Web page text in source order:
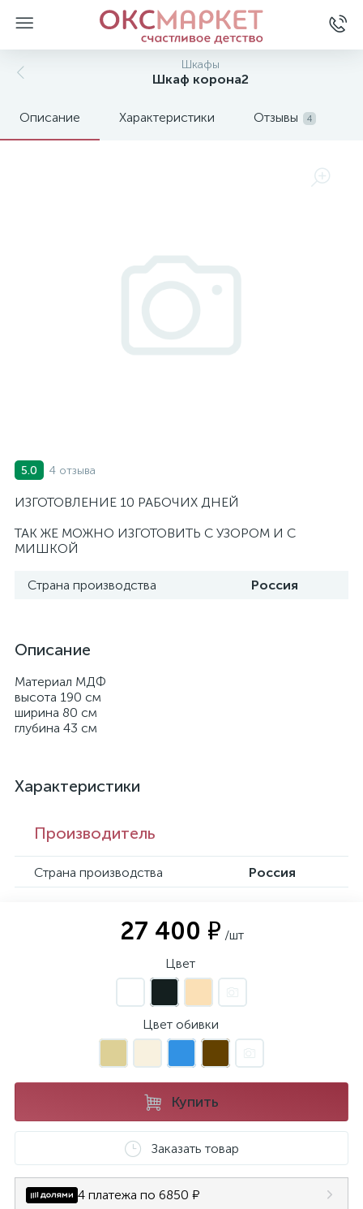
Шкафы
Шкаф корона2
Описание Характеристики Отзывы 4
5.0 4 отзыва
ИЗГОТОВЛЕНИЕ 10 РАБОЧИХ ДНЕЙ
ТАК ЖЕ МОЖНО ИЗГОТОВИТЬ С УЗОРОМ И С
МИШКОЙ
Страна производства Россия
Описание
Материал МДФ
высота 190 см
ширина 80 см
глубина 43 см
Характеристики
Производитель
Страна производства Россия
27 400 ₽ /шт
Цвет
Цвет обивки
Купить
Заказать товар
4 платежа по 6850 ₽